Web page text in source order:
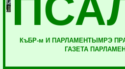
КъБР-м И ПАРЛАМЕНТЫМРЭ
ГАЗЕТА